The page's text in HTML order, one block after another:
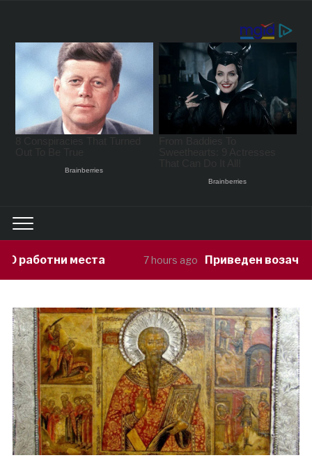
7 hours ago Приведен возач кој ја предизвикал